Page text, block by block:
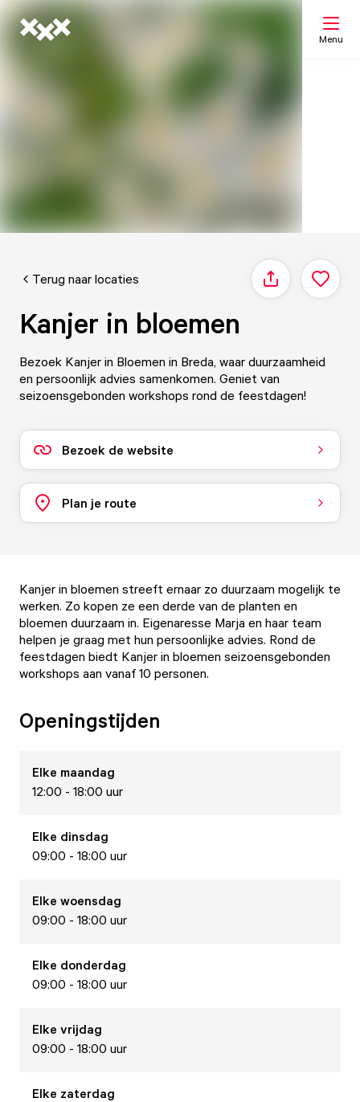
Menu
Terug naar locaties Delen
Kanjer in bloemen
Bezoek Kanjer in Bloemen in Breda, waar duurzaamheid
en persoonlijk advies samenkomen. Geniet van
seizoensgebonden workshops rond de feestdagen!
Bezoek de website
Plan je route
Kanjer in bloemen streeft ernaar zo duurzaam mogelijk te
werken. Zo kopen ze een derde van de planten en
bloemen duurzaam in. Eigenaresse Marja en haar team
helpen je graag met hun persoonlijke advies. Rond de
feestdagen biedt Kanjer in bloemen seizoensgebonden
workshops aan vanaf 10 personen.
Openingstijden
Elke maandag
12:00 - 18:00 uur
Elke dinsdag
09:00 - 18:00 uur
Elke woensdag
09:00 - 18:00 uur
Elke donderdag
09:00 - 18:00 uur
Elke vrijdag
09:00 - 18:00 uur
Elke zaterdag